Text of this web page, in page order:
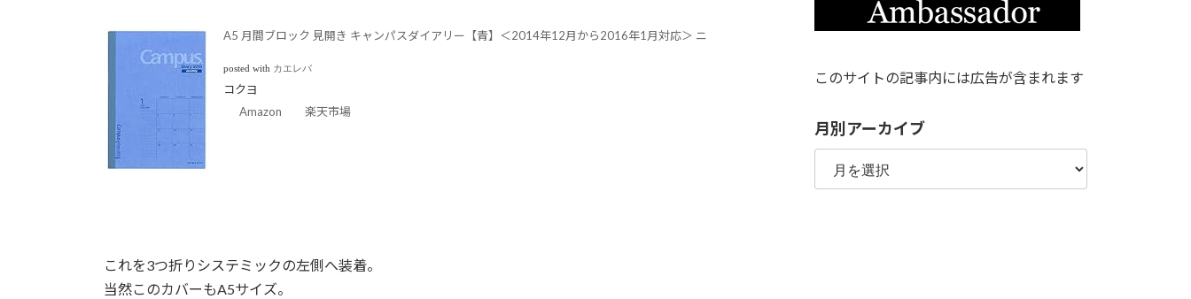
A5 月間ブロック 見開き キャンパスダイアリー【青】＜2014年12月から2016年1月対応＞ ニ
posted with カエレバ
コクヨ
Amazon
楽天市場
これを3つ折りシステミックの左側へ装着。
当然このカバーもA5サイズ。
このサイトの記事内には広告が含まれます
月別アーカイブ
月
ア